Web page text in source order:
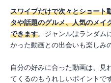
スワイプだけで次々とショート
タや話題のグルメ、人気のメイ
できます。ジャンルはランダム
かった動画との出会いも楽しみ
自分の好みに合った動画は、見
てくるのもうれしいポイントで